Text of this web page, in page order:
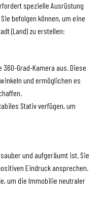
spezielle Ausrüstung
befolgen können, um eine
(Land) zu erstellen:
Grad-Kamera aus. Diese
und ermöglichen es
Stativ verfügen, um
und aufgeräumt ist. Sie
Eindruck ansprechen.
um die Immobilie neutraler